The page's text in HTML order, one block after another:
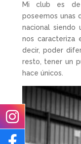
Mi club es de
poseemos unas
nacional
nos caracteriza
decir, poder
resto, tener un
hace únicos.